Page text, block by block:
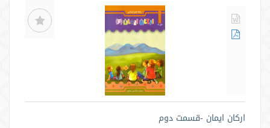
ارکان ایمان -قسمت دوم